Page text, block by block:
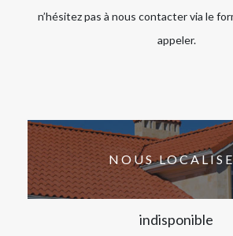
n’hésitez pas à nous contacter via le
appeler.
NOUS
indisponible